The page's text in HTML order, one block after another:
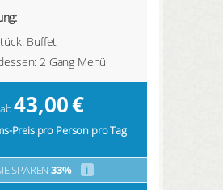
Buffet
2 Gang Menü
ab43,00€
Preis pro Person pro Tag
SPAREN 33% i